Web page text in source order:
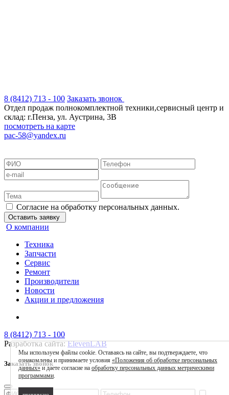
8 (8412) 713 - 100 Заказать звонок
Отдел продаж полнокомплектной техники,сервисный центр и
склад: г.Пенза, ул. Аустрина, 3В
посмотреть на карте
pac-58@yandex.ru
Согласие на обработку персональных данных.
Оставить заявку
О компании
Техника
Запчасти
Сервис
Ремонт
Производители
Новости
Акции и предложения
8 (8412) 713 - 100
Разработка сайта:ElevenLAB
Заказать звонок
Мы используем файлы cookie. Оставаясь на сайте, вы подтверждаете, что
ознакомлены и принимаете условия «Положения об обработке персональных
данных»и даете согласие на обработку персональных данных метрическими
программами.